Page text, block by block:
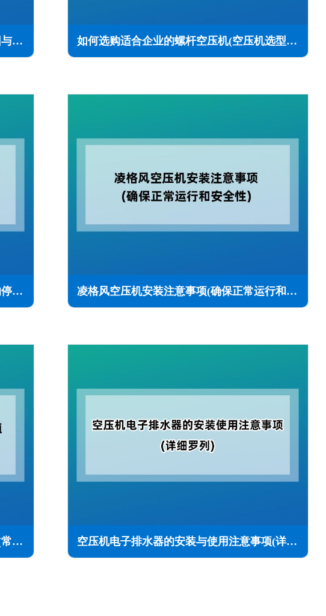
凌格风空压机压力不足怎么回事(主要原因与解决办法) 如何选购适合企业的螺杆空压机(空压机选型注意事项)
春季凌格风空压机保养指南(防止不必要的停机) 凌格风空压机安装注意事项(确保正常运行和安全性)
凌格风空压机排气温度低于正常值怎么办(常见原因与解决方法) 空压机电子排水器的安装与使用注意事项(详细罗列)